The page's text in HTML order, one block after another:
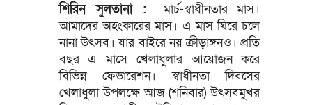
শিরিন সুলতানা :মার্চ-স্বাধীনতার মাস।
আমাদের অহংকারের মাস। এ মাস ঘিরে চলে
নানা উৎসব। যার বাইরে নয় ক্রীড়াঙ্গনও। প্রতি
বছর এ মাসে খেলাধুলার আয়োজন করে
বিভিন্ন ফেডারেশন। স্বাধীনতা দিবসের
খেলাধুলা উপলক্ষে আজ (শনিবার) উৎসবমুখর